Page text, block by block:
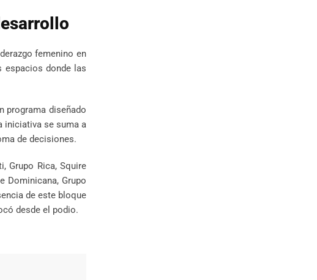
femenino en
espacios donde las
programa diseñado
iniciativa se suma a
de decisiones.
Grupo Rica, Squire
Dominicana, Grupo
de este bloque
desde el podio.